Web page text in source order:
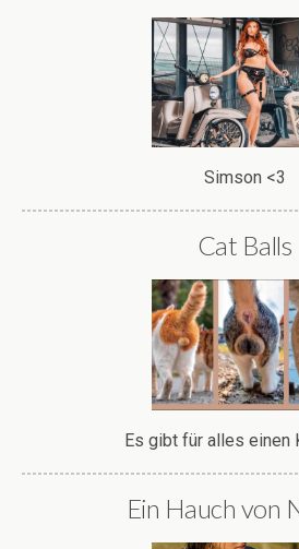
Simson <3
Cat Balls
Es gibt für alles einen
Ein Hauch von